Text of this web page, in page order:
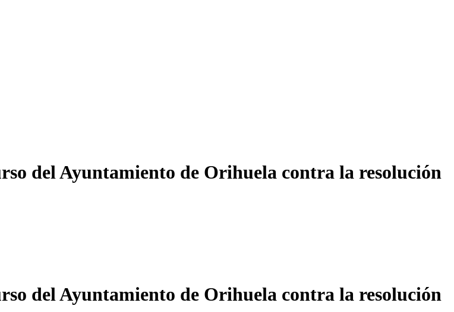
del Ayuntamiento de Orihuela contra la resolución
del Ayuntamiento de Orihuela contra la resolución